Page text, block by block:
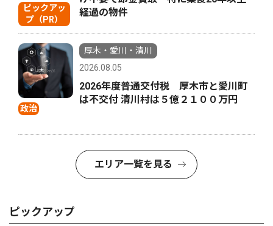
ピックアッ
プ（PR）
経過の物件
政治
厚木・愛川・清川
2026.08.05
2026年度普通交付税 厚木市と愛川町
は不交付 清川村は５億２１００万円
エリア一覧を見る
ピックアップ